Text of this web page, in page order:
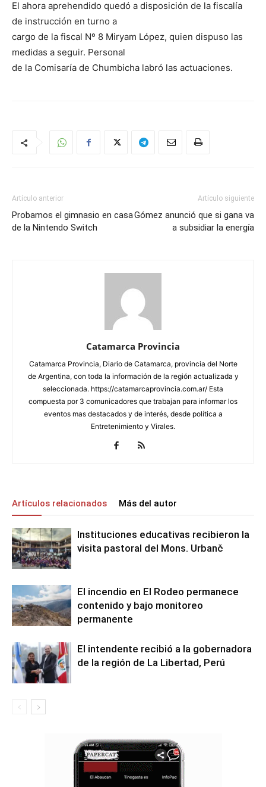
El ahora aprehendido quedó a disposición de la fiscalía
de instrucción en turno a
cargo de la fiscal Nº 8 Miryam López, quien dispuso las
medidas a seguir. Personal
de la Comisaría de Chumbicha labró las actuaciones.
Artículo anterior
Probamos el gimnasio en casa
de la Nintendo Switch
Artículo siguiente
Gómez anunció que si gana va
a subsidiar la energía
Catamarca Provincia
Catamarca Provincia, Diario de Catamarca, provincia del Norte
de Argentina, con toda la información de la región actualizada y
seleccionada. https://catamarcaprovincia.com.ar/ Esta
compuesta por 3 comunicadores que trabajan para informar los
eventos mas destacados y de interés, desde política a
Entretenimiento y Virales.
Artículos relacionados Más del autor
Instituciones educativas recibieron la
visita pastoral del Mons. Urbanč
El incendio en El Rodeo permanece
contenido y bajo monitoreo
permanente
El intendente recibió a la gobernadora
de la región de La Libertad, Perú